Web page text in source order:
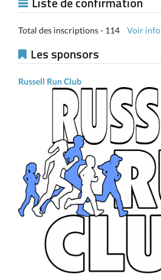
Total des inscriptions - 114 Voir info
Les sponsors
Russell Run Club